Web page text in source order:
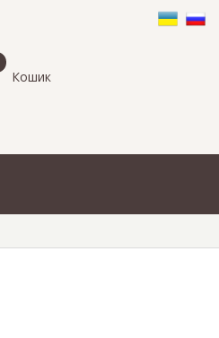
Кошик